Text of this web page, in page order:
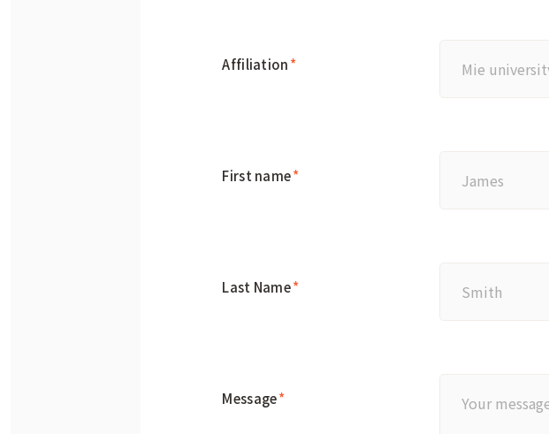
Affiliation*
First name*
Last Name*
Message*